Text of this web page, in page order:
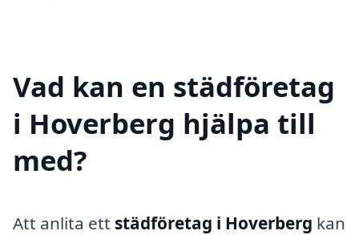
Vad kan en städföretag
i Hoverberg hjälpa till
med?
Att anlita ett städföretag i Hoverberg kan